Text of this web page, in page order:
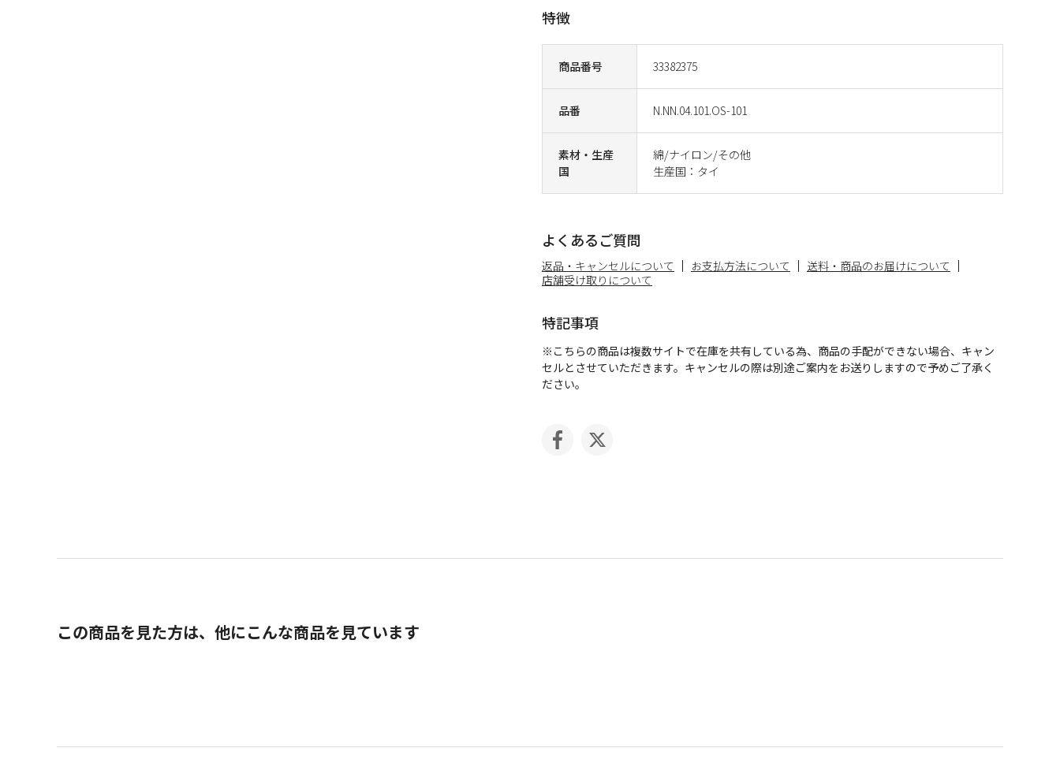
商品番号 33382375
品番 N.NN.04.101.OS-101
素材・生産
国
綿/ナイロン/その他
生産国：タイ
特徴
よくあるご質問
返品・キャンセルについて お支払方法について
送料・商品のお届けについて
店舗受け取りについて
特記事項
※こちらの商品は複数サイトで在庫を共有している為、商品の手配ができない場合、キャン
セルとさせていただきます。キャンセルの際は別途ご案内をお送りしますので予めご了承く
ださい。
この商品を見た方は、他にこんな商品を見ています